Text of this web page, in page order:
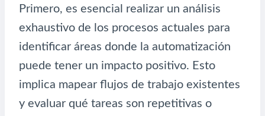
Primero, es esencial realizar un análisis
exhaustivo de los procesos actuales para
identificar áreas donde la automatización
puede tener un impacto positivo. Esto
implica mapear flujos de trabajo existentes
y evaluar qué tareas son repetitivas o